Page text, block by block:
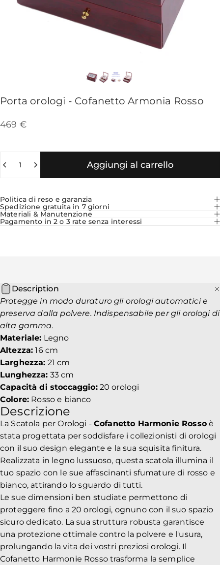
Porta orologi - Cofanetto Armonia Rosso
469 €
Aggiungi al carrello
Politica di reso e garanzia
Spedizione gratuita in 7 giorni
Materiali & Manutenzione
Pagamento in 2 o 3 rate senza interessi
Description
Protegge in modo duraturo gli orologi automatici e
preserva dalla polvere. Indispensabile per gli orologi di
alta gamma.
Materiale: Legno
Altezza: 16 cm
Larghezza: 21 cm
Lunghezza: 33 cm
Capacità di stoccaggio:20 orologi
Colore: Rosso e bianco
Descrizione
La Scatola per Orologi - Cofanetto Harmonie Rossoè
stata progettata per soddisfare i collezionisti di orologi
con il suo design elegante e la sua squisita finitura.
Realizzata in legno lussuoso, questa scatola illumina il
tuo spazio con le sue affascinanti sfumature di rosso e
bianco, attirando lo sguardo di tutti.
Le sue dimensioni ben studiate permettono di
proteggere fino a 20 orologi, ognuno con il suo spazio
sicuro dedicato. La sua struttura robusta garantisce
una protezione ottimale contro la polvere e l'usura,
prolungando la vita dei vostri preziosi orologi. Il
Cofanetto Harmonie Rosso trasforma la semplice